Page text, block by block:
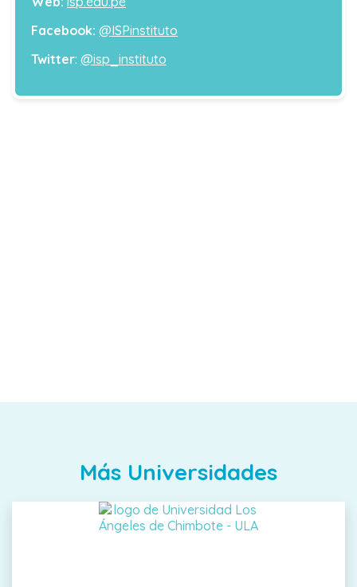
Facebook: @ISPinstituto
Twitter: @isp_instituto
Más Universidades